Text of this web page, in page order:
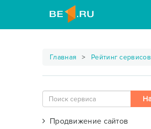
Главная Рейтинг сервисов
Продвижение сайтов